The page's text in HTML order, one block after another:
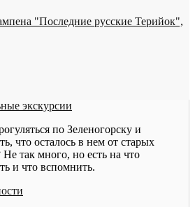
"Последние русские Терийок",
экскурсии
по Зеленогорску и
что осталось в нем от старых
так много, но есть на что
и что вспомнить.